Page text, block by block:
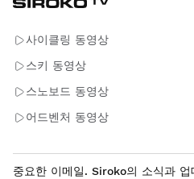
사이클링 동영상
스키 동영상
스노보드 동영상
어드벤처 동영상
중요한 이메일. Siroko의 소식과 업